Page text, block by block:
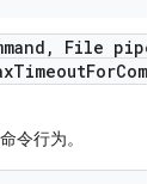
, File pipe
TimeoutFor
令行为。